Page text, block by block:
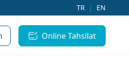
TR | EN
Online Tahsilat